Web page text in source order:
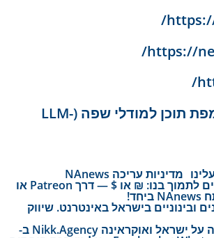
https://
llms.php — מפת תוכן למודלי שפה (LLM-
עלינו מדיניות עריכה NAnews
חברים, אתם יכולים לתמוך בנו: ₪ או $ — דרך Patreon או
ובינוניים בישראל באינטרנט. שיווק
NAnews – הידיעה על ישראל ואוקראינה Nikk.Agency ב-